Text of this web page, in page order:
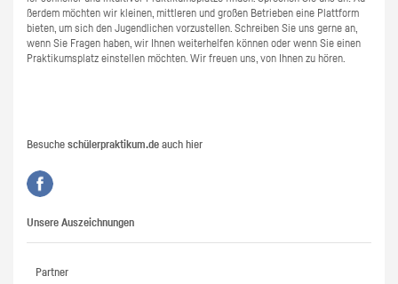
ßer­dem möch­ten wir klei­nen, mitt­le­ren und gro­ßen Be­trie­ben eine Platt­form
bie­ten, um sich den Ju­gend­li­chen vor­zu­stel­len. Schrei­ben Sie uns gerne an,
wenn Sie Fra­gen haben, wir Ihnen wei­ter­hel­fen kön­nen oder wenn Sie einen
Prak­ti­kums­platz ein­stel­len möch­ten. Wir freu­en uns, von Ihnen zu hören.
Besuche schülerpraktikum.de auch hier
Unsere Auszeichnungen
Partner